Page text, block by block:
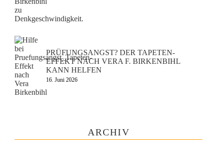
PRÜFUNGSANGST? DER TAPETEN-
EFFEKT NACH VERA F. BIRKENBIHL
KANN HELFEN
16. Juni 2026
ARCHIV